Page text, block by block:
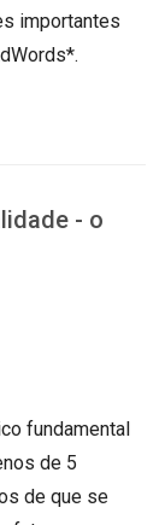
importantes
- o
fundamental
de 5
de que se